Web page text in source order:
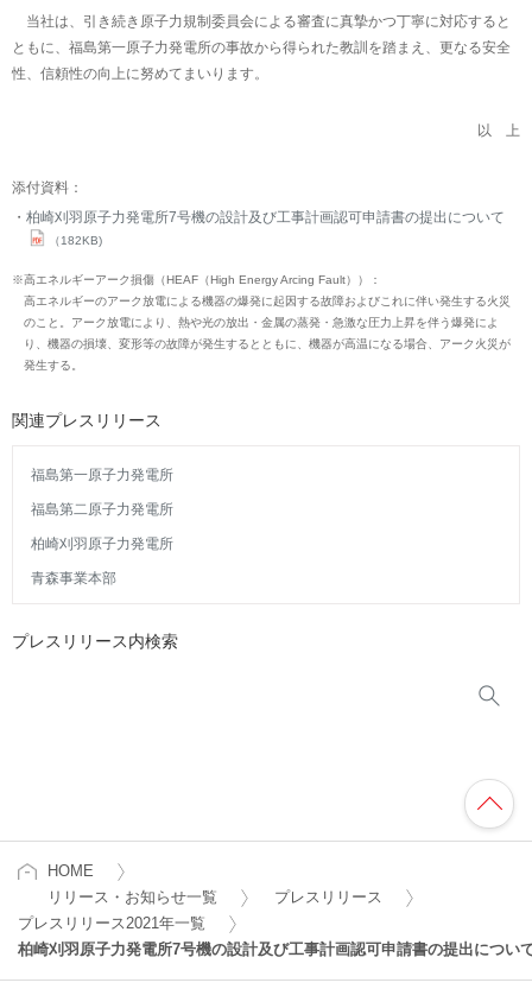
当社は、引き続き原子力規制委員会による審査に真摯かつ丁寧に対応すると
ともに、福島第一原子力発電所の事故から得られた教訓を踏まえ、更なる安全
性、信頼性の向上に努めてまいります。
以 上
添付資料：
柏崎刈羽原子力発電所7号機の設計及び工事計画認可申請書の提出について
（182KB)
※高エネルギーアーク損傷（HEAF（High Energy Arcing Fault））：
高エネルギーのアーク放電による機器の爆発に起因する故障およびこれに伴い発生する火災
のこと。アーク放電により、熱や光の放出・金属の蒸発・急激な圧力上昇を伴う爆発によ
り、機器の損壊、変形等の故障が発生するとともに、機器が高温になる場合、アーク火災が
発生する。
関連プレスリリース
福島第一原子力発電所
福島第二原子力発電所
柏崎刈羽原子力発電所
青森事業本部
プレスリリース内検索
HOME
リリース・お知らせ一覧
プレスリリース
プレスリリース2021年一覧
柏崎刈羽原子力発電所7号機の設計及び工事計画認可申請書の提出につい